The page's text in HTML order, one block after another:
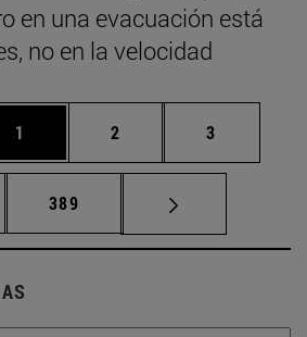
en una evacuación está
no en la velocidad
Página
1 Página
2 Página
3
intermedias Use TAB para
Página
389